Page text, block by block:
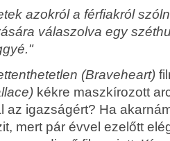
azokról a férfiakról
válaszolva egy
(Braveheart)
kékre maszkírozott
az igazságért? Ha
mert pár évvel ezelőtt